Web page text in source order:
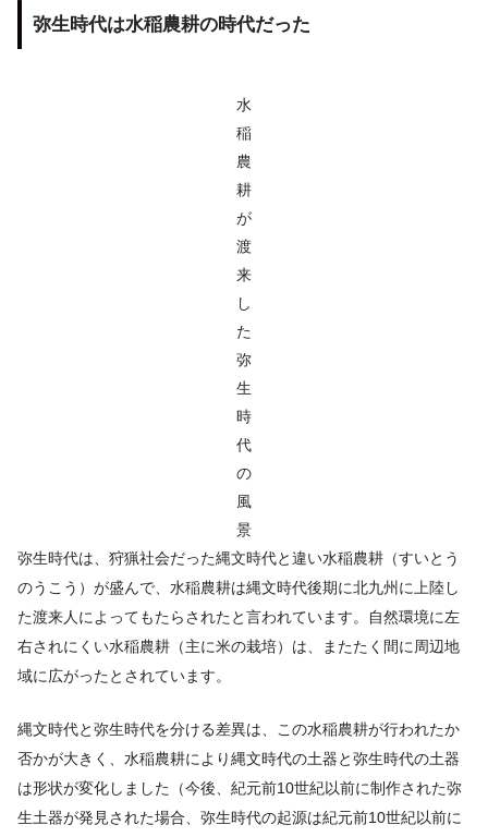
弥生時代は水稲農耕の時代だった
水
稲
農
耕
が
渡
来
し
た
弥
生
時
代
の
風
景
弥生時代は、狩猟社会だった縄文時代と違い水稲農耕（すいとう
のうこう）が盛んで、水稲農耕は縄文時代後期に北九州に上陸し
た渡来人によってもたらされたと言われています。自然環境に左
右されにくい水稲農耕（主に米の栽培）は、またたく間に周辺地
域に広がったとされています。
縄文時代と弥生時代を分ける差異は、この水稲農耕が行われたか
否かが大きく、水稲農耕により縄文時代の土器と弥生時代の土器
は形状が変化しました（今後、紀元前10世紀以前に制作された弥
生土器が発見された場合、弥生時代の起源は紀元前10世紀以前に